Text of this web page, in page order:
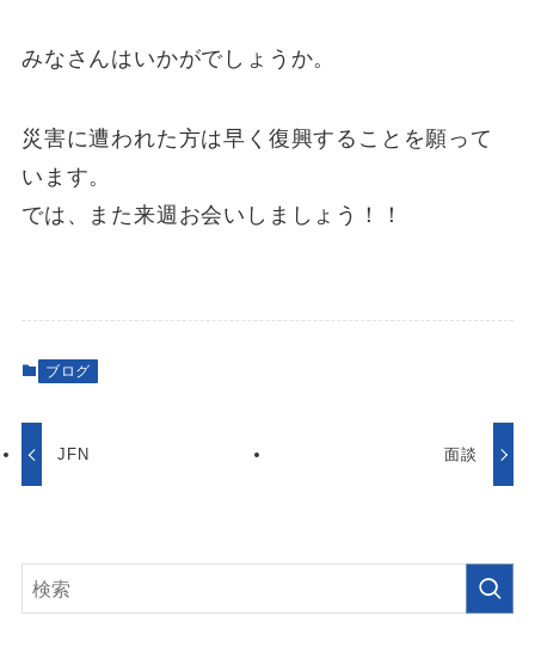
みなさんはいかがでしょうか。
災害に遭われた方は早く復興することを願って
います。
では、また来週お会いしましょう！！
ブログ
JFN 面談